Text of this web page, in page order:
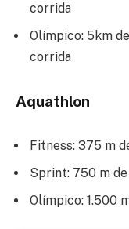
corrida
Olímpico: 5km
corrida
Aquathlon
Fitness: 375 m
Sprint: 750 m
Olímpico: 1.500